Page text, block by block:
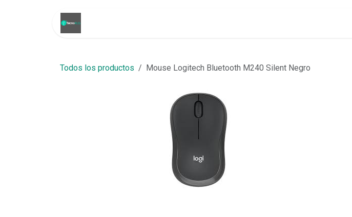
Todos los productos Mouse Logitech Bluetooth M240 Silent Negro